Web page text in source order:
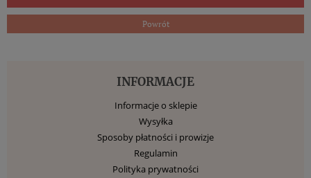
Powrót
INFORMACJE
Informacje o sklepie
Wysyłka
Sposoby płatności i prowizje
Regulamin
Polityka prywatności